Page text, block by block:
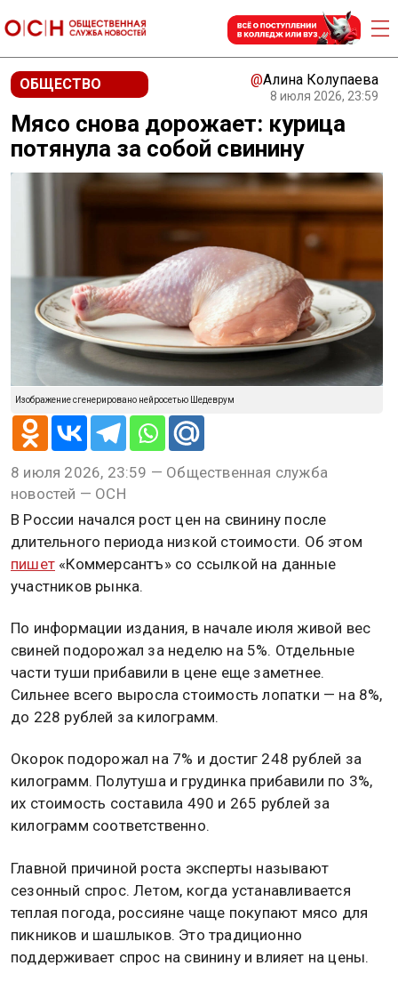
ОБЩЕСТВО @Алина Колупаева
8 июля 2026, 23:59
Мясо снова дорожает: курица
потянула за собой свинину
Изображение сгенерировано нейросетью Шедеврум
8 июля 2026, 23:59 — Общественная служба
новостей — ОСН
В России начался рост цен на свинину после
длительного периода низкой стоимости. Об этом
пишет «Коммерсантъ» со ссылкой на данные
участников рынка.
По информации издания, в начале июля живой вес
свиней подорожал за неделю на 5%. Отдельные
части туши прибавили в цене еще заметнее.
Сильнее всего выросла стоимость лопатки — на 8%,
до 228 рублей за килограмм.
Окорок подорожал на 7% и достиг 248 рублей за
килограмм. Полутуша и грудинка прибавили по 3%,
их стоимость составила 490 и 265 рублей за
килограмм соответственно.
Главной причиной роста эксперты называют
сезонный спрос. Летом, когда устанавливается
теплая погода, россияне чаще покупают мясо для
пикников и шашлыков. Это традиционно
поддерживает спрос на свинину и влияет на цены.